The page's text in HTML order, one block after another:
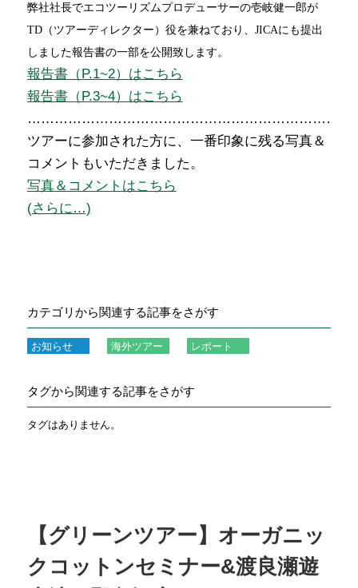
弊社社長でエコツーリズムプロデューサーの壱岐健一郎が
TD（ツアーディレクター）役を兼ねており、JICAにも提出
しました報告書の一部を公開致します。
報告書（P.1~2）はこちら
報告書（P.3~4）はこちら
ツアーに参加された方に、一番印象に残る写真＆
コメントもいただきました。
写真＆コメントはこちら
(さらに…)
カテゴリから関連する記事をさがす
お知らせ 海外ツアー レポート
タグから関連する記事をさがす
タグはありません。
【グリーンツアー】オーガニッ
クコットンセミナー&渡良瀬遊